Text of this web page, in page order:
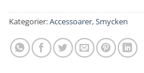
Kategorier:Accessoarer,Smycken